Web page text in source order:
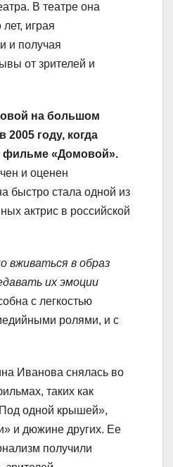
В театре она
играя
и получая
от зрителей и
на большом
2005 году, когда
фильме «Домовой».
и оценен
быстро стала одной из
актрис в российской
вживаться в образ
их эмоции
с легкостью
ролями, и с
Иванова снялась во
таких как
одной крышей»,
и дюжине других. Ее
получили